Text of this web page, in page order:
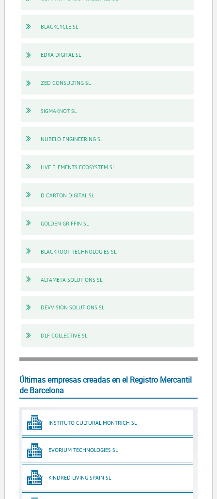
BLACKCYCLE SL
EDKA DIGITAL SL
ZED CONSULTING SL
SIGMAKNOT SL
NUBELO ENGINEERING SL
LIVE ELEMENTS ECOSYSTEM SL
D CARTON DIGITAL SL
GOLDEN GRIFFIN SL
BLACKROOT TECHNOLOGIES SL
ALTAMETA SOLUTIONS SL
DEVVISION SOLUTIONS SL
DLF COLLECTIVE SL
Últimas empresas creadas en el Registro Mercantil
de Barcelona
INSTITUTO CULTURAL MONTRICH SL
EVORIUM TECHNOLOGIES SL
KINDRED LIVING SPAIN SL